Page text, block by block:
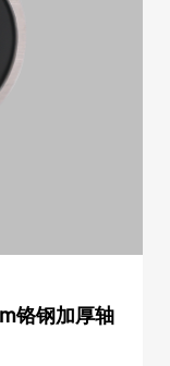
铬钢加厚轴